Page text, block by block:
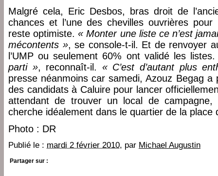
Malgré cela, Eric Desbos, bras droit de
chances et l’une des chevilles ouvrières
reste optimiste.« Monter une liste ce n’est
mécontents », se console-t-il. Et de renvoyer
l’UMP ou seulement 60% ont validé les
parti », reconnaît-il. « C’est d’autant plus
presse néanmoins car samedi, Azouz Begag a
des candidats à Caluire pour lancer
attendant de trouver un local de
cherche idéalement dans le quartier de la place
Photo : DR
Publié le : mardi 2 février 2010, par Michael Augustin
Partager sur :